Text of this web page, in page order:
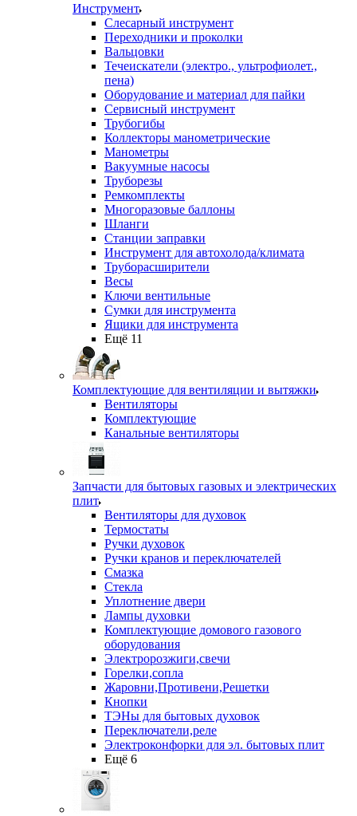
Инструмент
Слесарный инструмент
Переходники и проколки
Вальцовки
Течеискатели (электро., ультрофиолет.,
пена)
Оборудование и материал для пайки
Сервисный инструмент
Трубогибы
Коллекторы манометрические
Манометры
Вакуумные насосы
Труборезы
Ремкомплекты
Многоразовые баллоны
Шланги
Станции заправки
Инструмент для автохолода/климата
Труборасширители
Весы
Ключи вентильные
Сумки для инструмента
Ящики для инструмента
Ещё 11
Комплектующие для вентиляции и вытяжки
Вентиляторы
Комплектующие
Канальные вентиляторы
Запчасти для бытовых газовых и электрических
плит
Вентиляторы для духовок
Термостаты
Ручки духовок
Ручки кранов и переключателей
Смазка
Стекла
Уплотнение двери
Лампы духовки
Комплектующие домового газового
оборудования
Электророзжиги,свечи
Горелки,сопла
Жаровни,Противени,Решетки
Кнопки
ТЭНы для бытовых духовок
Переключатели,реле
Электроконфорки для эл. бытовых плит
Ещё 6